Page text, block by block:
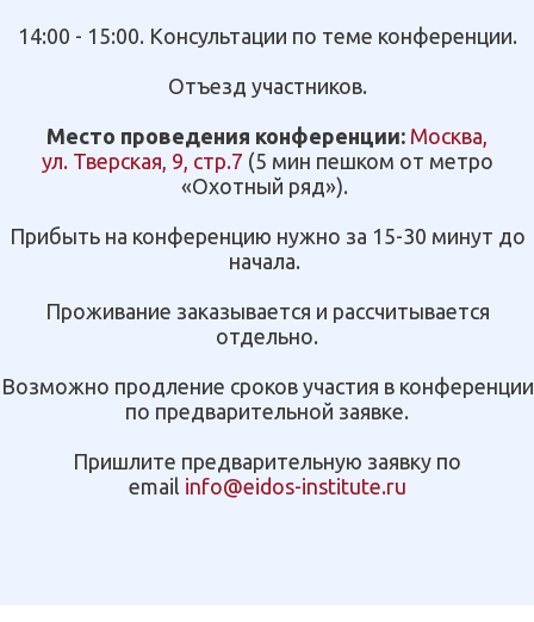
14:00 - 15:00. Консультации по теме конференции.
Отъезд участников.
Место проведения конференции: Москва,
ул. Тверская, 9, стр.7 (5 мин пешком от метро
«Охотный ряд»).
Прибыть на конференцию нужно за 15-30 минут до
начала.
Проживание заказывается и рассчитывается
отдельно.
Возможно продление сроков участия в конференции
по предварительной заявке.
Пришлите предварительную заявку по
email info@eidos-institute.ru